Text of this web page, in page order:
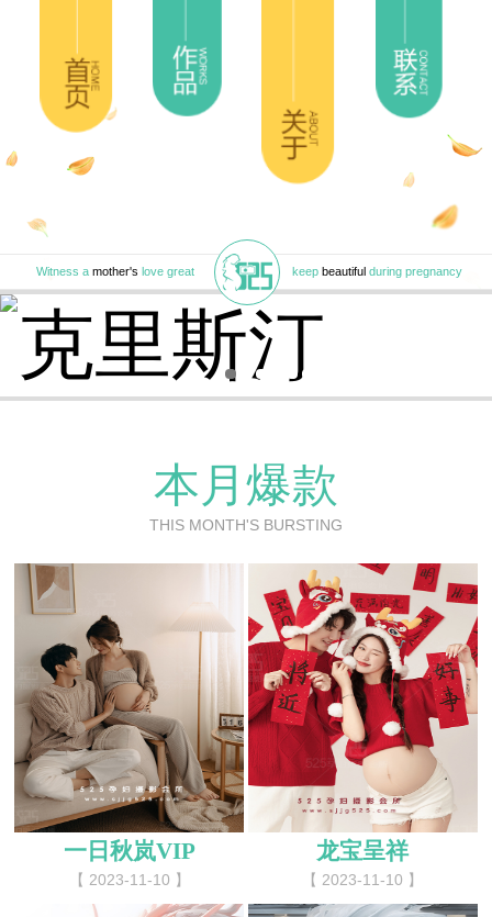
Witness a mother's love great keep beautifulduring pregnancy
本月爆款
THIS MONTH'S BURSTING
一日秋岚VIP
【 2023-11-10 】
龙宝呈祥
【 2023-11-10 】